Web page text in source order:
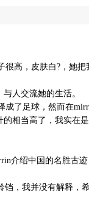
高，皮肤白?，她把
人交流她的生活。
成了足球，然而在
相当高了，我实在
介绍中国的名胜古迹
铛，我并没有解释，